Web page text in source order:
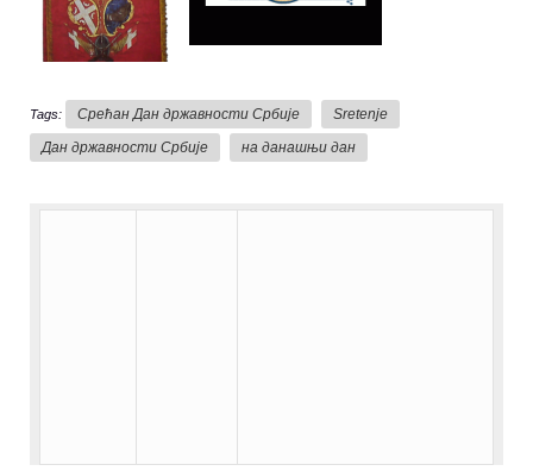
Tags: Срећан Дан државности Србије
Sretenje
Дан државности Србије
на данашњи дан